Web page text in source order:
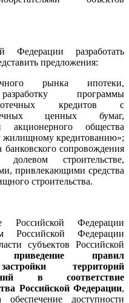
Федерации разработать
предложения:
рынка ипотеки,
программы
кредитов с
ценных бумаг,
акционерного общества
жилищному кредитованию»;
сопровождения
строительстве,
привлекающими средства
строительства.
Российской Федерации
Российской Федерации
субъектов Российской
приведение правил
территорий
в соответствие
Российской Федерации,
доступности